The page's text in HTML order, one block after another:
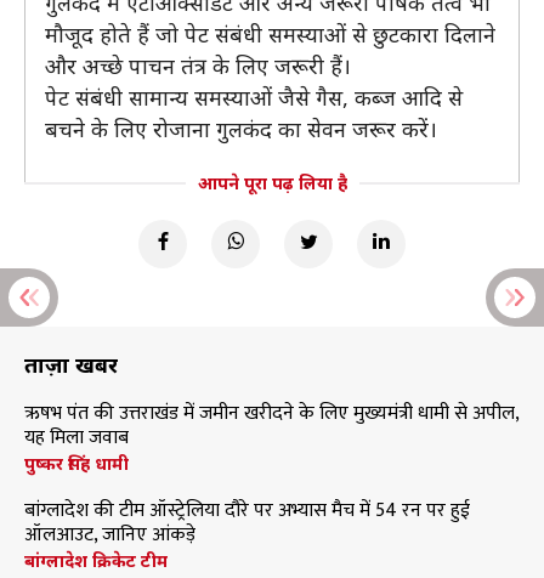
मौजूद होते हैं जो पेट संबंधी समस्याओं से छुटकारा दिलाने
और अच्छे पाचन तंत्र के लिए जरूरी हैं।
पेट संबंधी सामान्य समस्याओं जैसे गैस, कब्ज आदि से
बचने के लिए रोजाना गुलकंद का सेवन जरूर करें।
आपने पूरा पढ़ लिया है
ताज़ा खबरें
ऋषभ पंत की उत्तराखंड में जमीन खरीदने के लिए मुख्यमंत्री धामी से अपील,
यह मिला जवाब
पुष्कर सिंह धामी
बांग्लादेश की टीम ऑस्ट्रेलिया दौरे पर अभ्यास मैच में 54 रन पर हुई
ऑलआउट, जानिए आंकड़े
बांग्लादेश क्रिकेट टीम